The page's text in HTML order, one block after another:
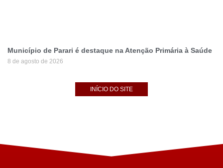
Município de Parari é destaque na Atenção Primária à Saúde
8 de agosto de 2026
INÍCIO DO SITE